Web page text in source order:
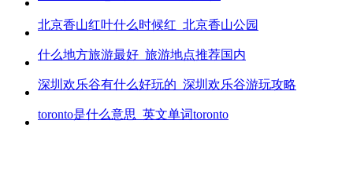
北京香山红叶什么时候红_北京香山公园
什么地方旅游最好_旅游地点推荐国内
深圳欢乐谷有什么好玩的_深圳欢乐谷游玩攻略
toronto是什么意思_英文单词toronto